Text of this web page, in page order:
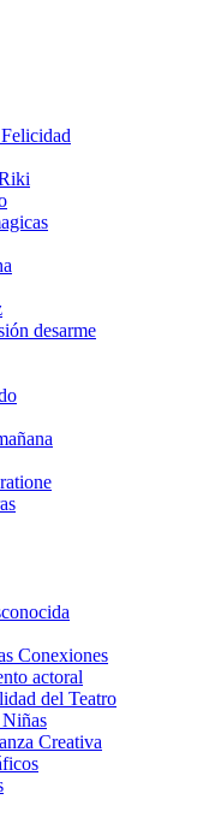
desarme
Conexiones
actoral
del Teatro
Creativa